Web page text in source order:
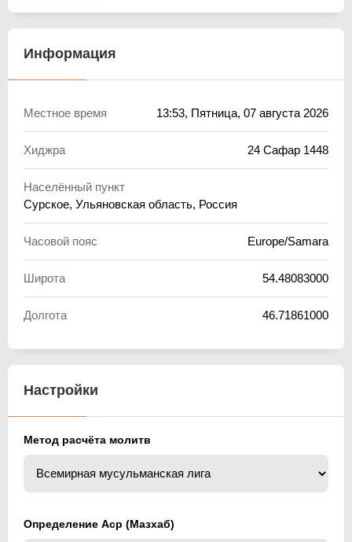
Информация
Местное время 13:53, Пятница, 07 августа 2026
Хиджра 24 Сафар 1448
Населённый пункт
Сурское, Ульяновская область, Россия
Часовой пояс Europe/Samara
Широта 54.48083000
Долгота 46.71861000
Настройки
Метод расчёта молитв
Определение Аср (Мазхаб)